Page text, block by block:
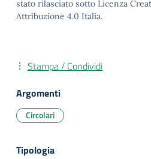
stato rilasciato sotto Licenza
Attribuzione 4.0 Italia.
Stampa / Condividi
Argomenti
Circolari
Tipologia